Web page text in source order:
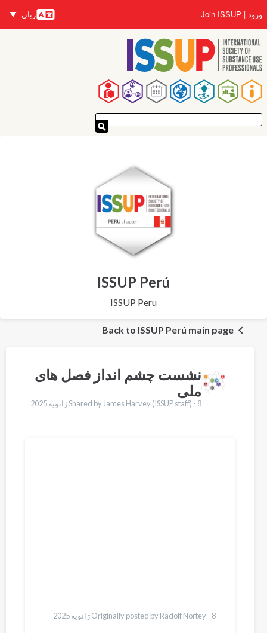
به
محتوای
اصلی
ورود Join ISSUP
زبان‌ها
زبان
پیمایدنۀ
اصلی
ISSUP Perú
ISSUP Peru
Back to ISSUP Perú main page
نشست چشم انداز فصل های
ملی
Shared by James Harvey (ISSUP staff) - 8 ژانویه 2025
Originally posted by Radolf Nortey - 8 ژانویه 2025